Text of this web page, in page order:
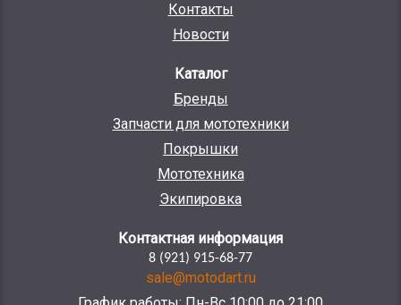
Контакты
Новости
Каталог
Бренды
Запчасти для мототехники
Покрышки
Мототехника
Экипировка
Контактная информация
8 (921) 915-68-77
sale@motodart.ru